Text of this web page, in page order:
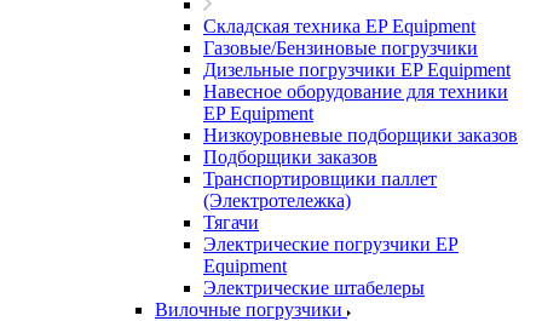
Складская техника EP Equipment
Газовые/Бензиновые погрузчики
Дизельные погрузчики EP Equipment
Навесное оборудование для техники
EP Equipment
Низкоуровневые подборщики заказов
Подборщики заказов
Транспортировщики паллет
(Электротележка)
Тягачи
Электрические погрузчики EP
Equipment
Электрические штабелеры
Вилочные погрузчики